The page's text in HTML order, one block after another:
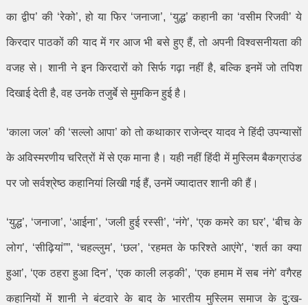
का द्वीप’की ‘रेको’,हो या फिर ‘जनाजा’, ‘युद्ध’कहानी का ‘वसीम रिजवी’ये
किरदार पाठकों की याद में गर आज भी बसे हुए हैं,तो अपनी विश्वसनीयता की
वजह से। शानी ने इन किरदारों को सिर्फ गढ़ा नहीं है,बल्कि इनमें जो तपिश
दिखाई देती है,वह उनके तजुर्बे से मुमकिन हुई है।
‘काला जल’की ‘सल्लो आपा’को तो कथाकार राजेन्द्र यादव ने हिंदी उपन्यासों
के अविस्मरणीय चरित्रों में से एक माना है। यही नहीं हिंदी में मुस्लिम बैकग्राउंड
पर जो सर्वश्रेष्ठ कहानियां लिखी गई हैं,उनमें ज्यादातर शानी की हैं।
‘युद्ध’, ‘जनाजा’, ‘आईना’, ‘जली हुई रस्सी’, ‘नंगे’, ‘एक कमरे का घर’, ‘बीच के
लोग’, ‘सीढ़ियां””, ‘चहल्लुम’, ‘छल’, ‘रहमत के फरिश्ते आएंगे’, ‘शर्त का क्या
हुआ’, ‘एक ठहरा हुआ दिन’, ‘एक काली लड़की’, ‘एक हमाम में सब नंगे’वगैरह
कहानियों में शानी ने बंटवारे के बाद के भारतीय मुस्लिम समाज के दु:ख-